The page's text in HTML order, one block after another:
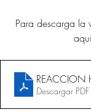
Para descarga la
REACCION
Descargar